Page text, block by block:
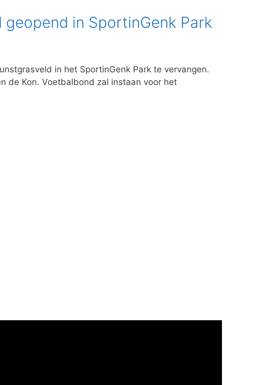
in SportinGenk Park
in het SportinGenk Park te vervangen.
de Kon. Voetbalbond zal instaan voor het